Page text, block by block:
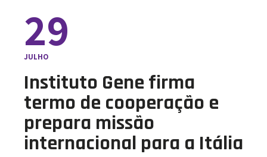
29
JULHO
Instituto Gene firma
termo de cooperação e
prepara missão
internacional para a Itália